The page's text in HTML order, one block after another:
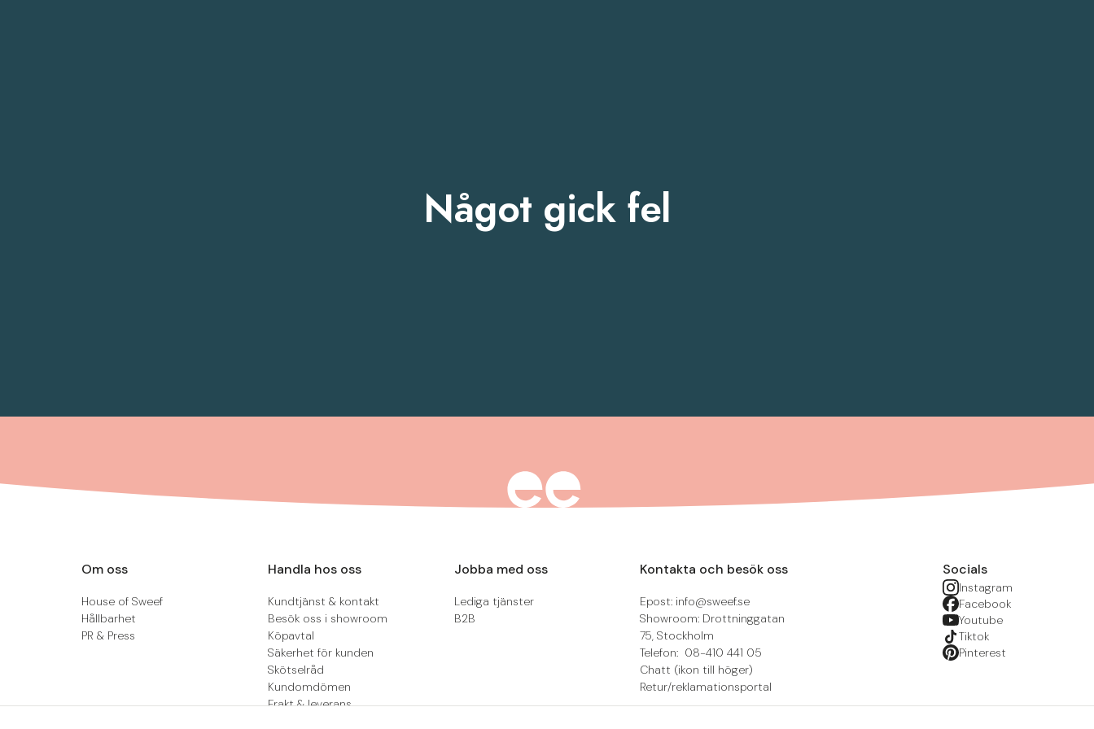
Något gick fel
Om oss
House of Sweef
Hållbarhet
PR & Press
Handla hos oss
Kundtjänst & kontakt
Besök oss i showroom
Köpavtal
Säkerhet för kunden
Skötselråd
Kundomdömen
Frakt & leverans
Jobba med oss
Lediga tjänster
B2B
Kontakta och besök oss
Epost: info@sweef.se
Showroom: Drottninggatan
75, Stockholm
Telefon: 08-410 441 05
Chatt (ikon till höger)
Retur/reklamationsportal
Socials
Instagram
Facebook
Youtube
Tiktok
Pinterest